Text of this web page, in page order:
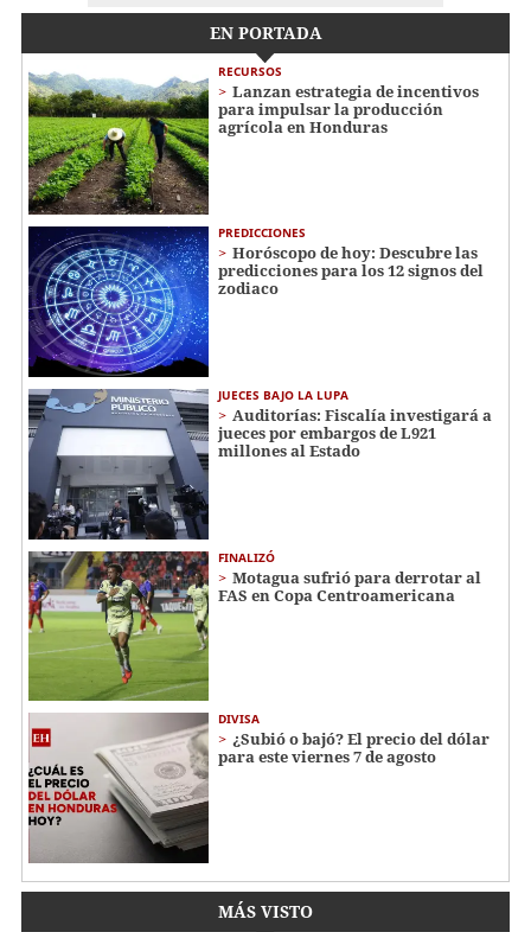
EN PORTADA
RECURSOS
Lanzan estrategia de incentivos
para impulsar la producción
agrícola en Honduras
PREDICCIONES
Horóscopo de hoy: Descubre las
predicciones para los 12 signos del
zodiaco
JUECES BAJO LA LUPA
Auditorías: Fiscalía investigará a
jueces por embargos de L921
millones al Estado
FINALIZÓ
Motagua sufrió para derrotar al
FAS en Copa Centroamericana
DIVISA
¿Subió o bajó? El precio del dólar
para este viernes 7 de agosto
MÁS VISTO